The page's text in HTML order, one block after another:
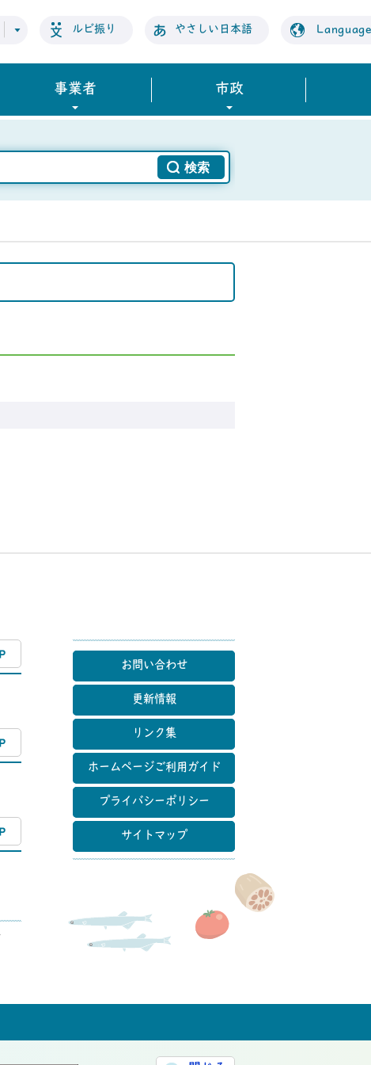
ルビ振り やさしい日本語 Language
事業者 市政
マップ
お問い合わせ
更新情報
リンク集
ホームページご利用ガイド
プライバシーポリシー
サイトマップ